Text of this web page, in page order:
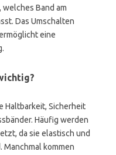
Band am
Das Umschalten
eine
Haltbarkeit, Sicherheit
Häufig werden
da sie elastisch und
kommen